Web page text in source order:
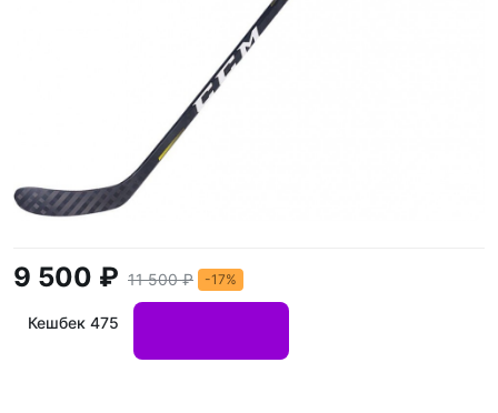
9 500 ₽ 11 500 ₽ -17%
Кешбек 475